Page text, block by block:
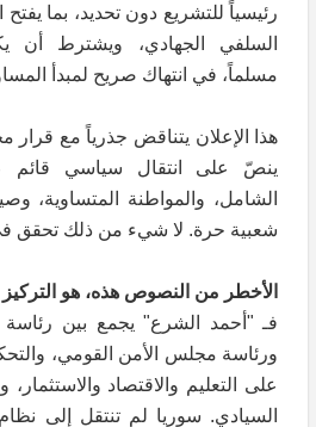
رئيسياً للتشريع دون تحديد، بما يفتح
السلفي الجهادي، ويشترط أن
مسلماً، في انتهاك صريح لمبدأ
ينصّ على انتقال سياسي قائم
الشامل، والمواطنة المتساوية،
شعبية حرة. لا شيء من ذلك تحقق
الأخطر من النصوص هذه، هو
فـ "أحمد الشرع" يجمع بين رئاسة
ورئاسة مجلس الأمن القومي،
على التعليم والاقتصاد والاستثمار،
السيادي. سوريا لم تنتقل إلى